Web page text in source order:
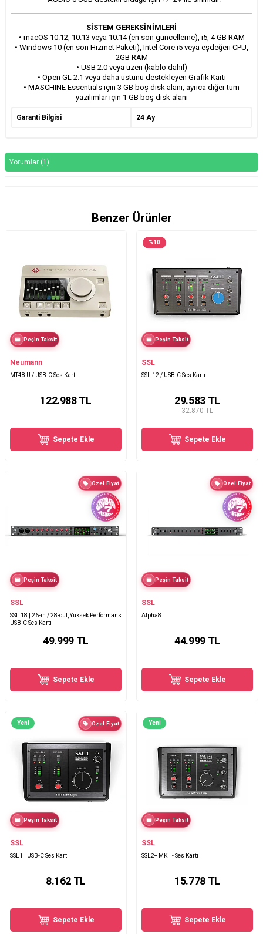
SİSTEM GEREKSİNİMLERİ
• macOS 10.12, 10.13 veya 10.14 (en son güncelleme), i5, 4 GB RAM
• Windows 10 (en son Hizmet Paketi), Intel Core i5 veya eşdeğeri CPU,
2GB RAM
• USB 2.0 veya üzeri (kablo dahil)
• Open GL 2.1 veya daha üstünü destekleyen Grafik Kartı
• MASCHINE Essentials için 3 GB boş disk alanı, ayrıca diğer tüm
yazılımlar için 1 GB boş disk alanı
Garanti Bilgisi 24 Ay
Yorumlar (1)
Benzer Ürünler
Peşin Taksit
Neumann
MT48 U / USB-C Ses Kartı
122.988TL
Sepete Ekle
%10
Peşin Taksit
SSL
SSL 12 / USB-C Ses Kartı
32.870 TL
29.583TL
Sepete Ekle
Özel Fiyat
Peşin Taksit
SSL
SSL 18 | 26-in / 28-out, Yüksek Performans
USB-C Ses Kartı
49.999TL
Sepete Ekle
Özel Fiyat
Peşin Taksit
SSL
Alpha8
44.999TL
Sepete Ekle
Yeni Özel Fiyat
Peşin Taksit
SSL
SSL1 | USB-C Ses Kartı
8.162 TL
Sepete Ekle
Yeni
Peşin Taksit
SSL
SSL2+ MKII - Ses Kartı
15.778TL
Sepete Ekle